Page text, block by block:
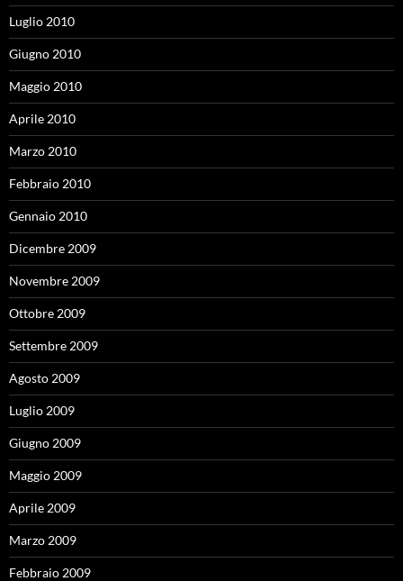
Luglio 2010
Giugno 2010
Maggio 2010
Aprile 2010
Marzo 2010
Febbraio 2010
Gennaio 2010
Dicembre 2009
Novembre 2009
Ottobre 2009
Settembre 2009
Agosto 2009
Luglio 2009
Giugno 2009
Maggio 2009
Aprile 2009
Marzo 2009
Febbraio 2009